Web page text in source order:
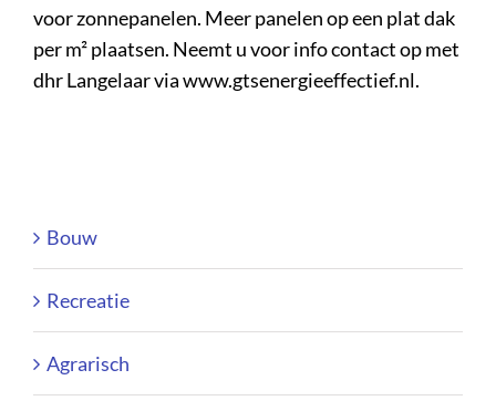
voor zonnepanelen. Meer panelen op een plat dak
per m² plaatsen. Neemt u voor info contact op met
dhr Langelaar via www.gtsenergieeffectief.nl.
Bouw
Recreatie
Agrarisch